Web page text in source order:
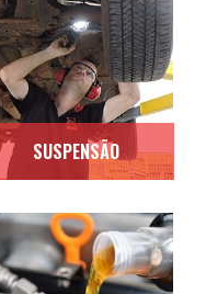
SUSPENSÃO